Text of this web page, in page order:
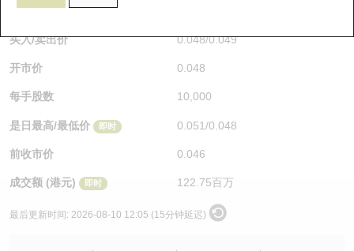
买入/卖出价 0.048/0.049
开市价 0.048
每手股数 10,000
是日最高/最低价 即时 0.051/0.048
前收市价 0.046
成交额 (港元) 即时 122.75百万
最后更新时间: 2026-08-10 12:05 (15分钟延迟)
认股证分析仪
认股证速算机
认股证/牛熊证日志
认股证文件及公告
新发行瑞银牛熊证
已收回牛熊证剩余价值
牛熊证到期结算价查找
牛熊证分析仪
街货统计
三十大平均引伸波幅
科指成份股
相关资产沽空
中资ETFs溢价比较
AH 股价对照
牛熊证投资者教育
认股证牛熊证常问问题